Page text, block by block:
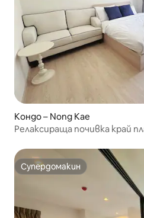
Кондо – Nong Kae
Релаксираща почивка край
Супердомакин
Супердомакин